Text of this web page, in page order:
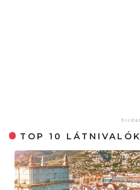
TOP 10 LÁTNIVALÓK